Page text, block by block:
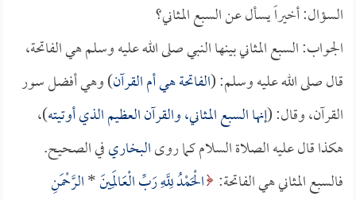
السؤال: أخيراً يسأل عن السبع المثاني؟
الجواب: السبع المثاني بينها النبي صلى الله عليه وسلم هي الفاتحة،
قال صلى الله عليه وسلم: (الفاتحة هي أم القرآن) وهي أفضل سور
القرآن، وقال: (إنها السبع المثاني، والقرآن العظيم الذي أوتيته)،
هكذا قال عليه الصلاة السلام كما روىالبخاريفي الصحيح.
فالسبع المثاني هي الفاتحة: الْحَمْدُ لِلَّهِ رَبِّ الْعَالَمِينَ*الرَّحْمَنِ